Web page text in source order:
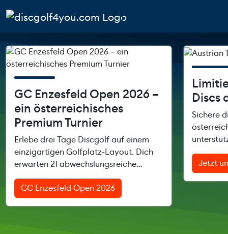
GC Enzesfeld Open 2026 –
ein österreichisches
Premium Turnier
Erlebe drei Tage Discgolf auf einem
einzigartigen Golfplatz-Layout. Dich
erwarten 21 abwechslungsreiche
Bahnen, eine Runde pro Tag, perfekte
Turnierbedingungen und eine
besondere Atmosphäre am GC
GC Enzesfeld Open 2026
Discs
Sichere
Discgolf.
Jetzt